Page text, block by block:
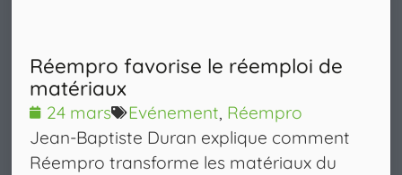
Réempro favorise le réemploi de
matériaux
24 mars Evénement, Réempro
Jean‑Baptiste Duran explique comment
Réempro transforme les matériaux du